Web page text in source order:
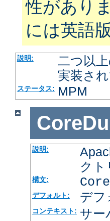
性があり
には英語
説明:
二つ以
実装さ
ステータス: MPM
説明:
クト
構文:
デフォルト: デフ
コンテキスト: サー